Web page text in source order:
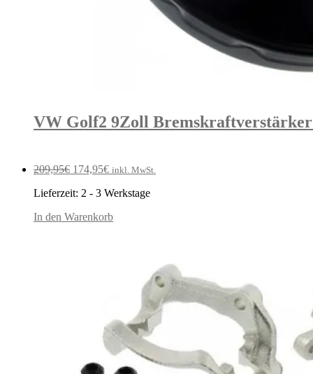
VW Golf2 9Zoll
209,95€ Ursprünglicher
war:
174,95€Aktueller
ist:
inkl. MwSt.
Lieferzeit: 2 - 3 Werkstage
In den Warenkorb